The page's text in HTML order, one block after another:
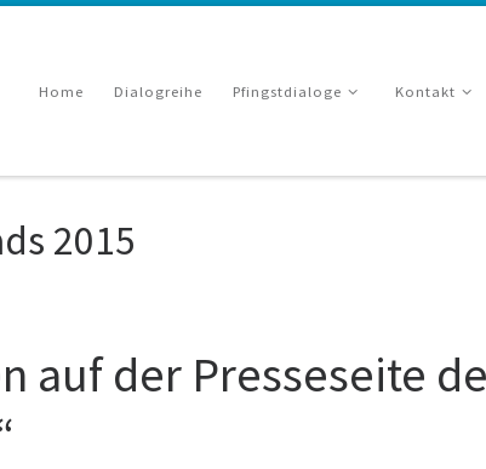
Home Dialogreihe Pfingstdialoge Kontakt
2015
auf der Presseseite